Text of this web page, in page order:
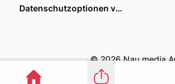
Datenschutzoptionen verwalten
© 2026 Nau media